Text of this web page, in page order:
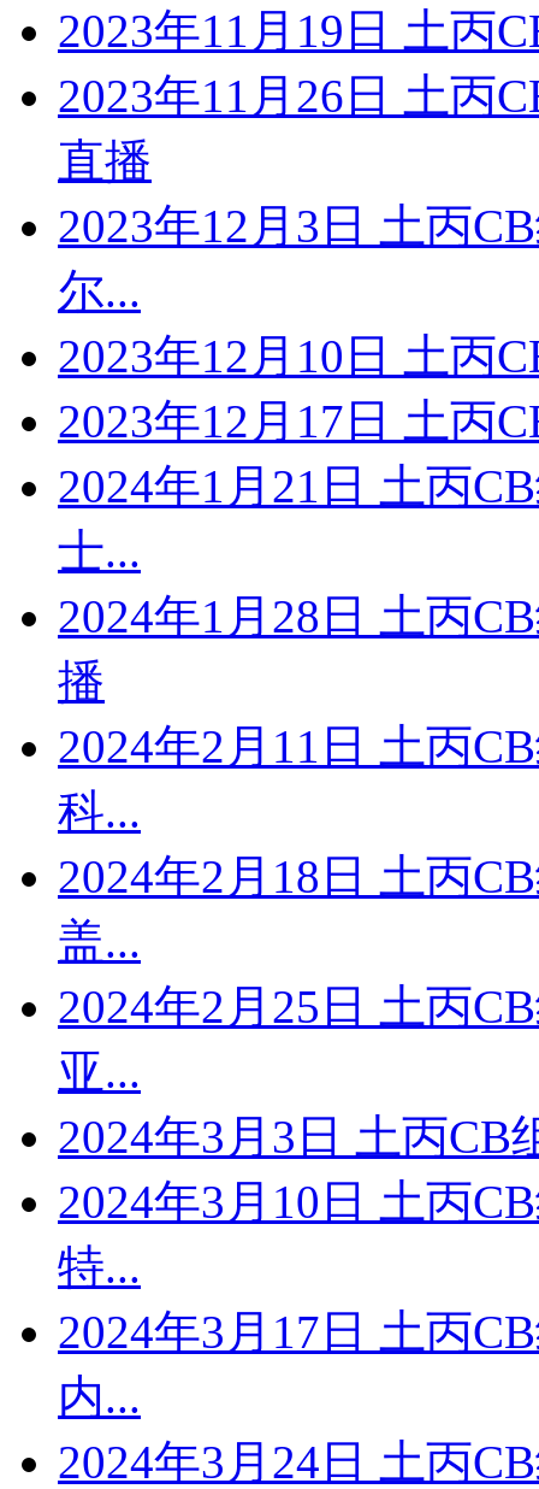
2023年11月19日 土丙
2023年11月26日 土丙
直播
2023年12月3日 土丙
尔...
2023年12月10日 土丙
2023年12月17日 土丙
2024年1月21日 土丙
士...
2024年1月28日 土丙
播
2024年2月11日 土丙
科...
2024年2月18日 土丙
盖...
2024年2月25日 土丙
亚...
2024年3月3日 土丙CB
2024年3月10日 土丙
特...
2024年3月17日 土丙
内...
2024年3月24日 土丙